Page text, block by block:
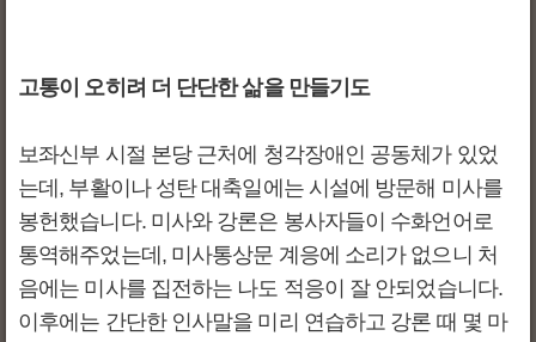
고통이 오히려 더 단단한 삶을 만들기도
보좌신부 시절 본당 근처에 청각장애인 공동체가 있었
는데, 부활이나 성탄 대축일에는 시설에 방문해 미사를
봉헌했습니다. 미사와 강론은 봉사자들이 수화언어로
통역해주었는데, 미사통상문 계응에 소리가 없으니 처
음에는 미사를 집전하는 나도 적응이 잘 안되었습니다.
이후에는 간단한 인사말을 미리 연습하고 강론 때 몇 마